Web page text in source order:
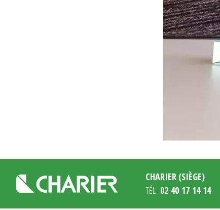
CHARIER (SIÈGE)
TÉL : 02 40 17 14 14